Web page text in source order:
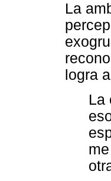
La
logra
La